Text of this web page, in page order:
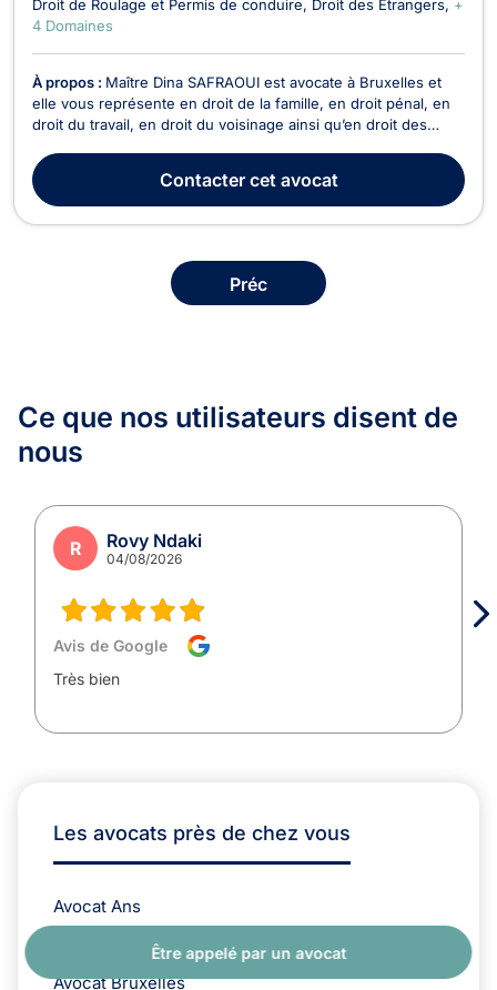
Être appelé par un avocat
Droit de Roulage et Permis de conduire
Droit des Étrangers +
4 Domaines
À propos : Maître Dina SAFRAOUI est avocate à Bruxelles et
elle vous représente en droit de la famille, en droit pénal, en
droit du travail, en droit du voisinage ainsi qu’en droit des
SAFRAOUI conseille et représente ses clients dans les affaires
relatives au divorce...Contactercet avocat
Préc
Ce que nos utilisateurs disent de
nous
R Rovy Ndaki
04/08/2026
Avis de Google
Très bien
Les avocats près de chez vous
Avocat Ans
Avocat Auderghem
Avocat Brabant Wallon
Avocat Bruxelles